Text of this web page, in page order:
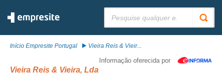
Início Empresite Portugal Vieira Reis & Vieir...
Informação oferecida por
Vieira Reis & Vieira, Lda